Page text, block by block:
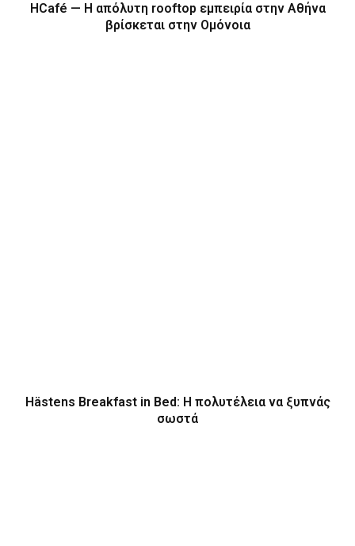
HCafé — Η απόλυτη rooftop εμπειρία στην Αθήνα
βρίσκεται στην Ομόνοια
Hästens Breakfast in Bed: Η πολυτέλεια να ξυπνάς
σωστά